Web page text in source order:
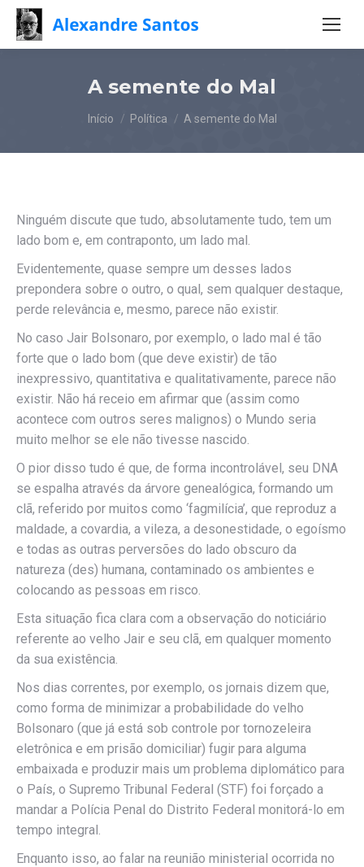
A semente do Mal
Você está aqui:
Início Política A semente do Mal
Ninguém discute que tudo, absolutamente tudo, tem um
lado bom e, em contraponto, um lado mal.
Evidentemente, quase sempre um desses lados
prepondera sobre o outro, o qual, sem qualquer destaque,
perde relevância e, mesmo, parece não existir.
No caso Jair Bolsonaro, por exemplo, o lado mal é tão
forte que o lado bom (que deve existir) de tão
inexpressivo, quantitativa e qualitativamente, parece não
existir. Não há receio em afirmar que (assim como
acontece com outros seres malignos) o Mundo seria
muito melhor se ele não tivesse nascido.
O pior disso tudo é que, de forma incontrolável, seu DNA
se espalha através da árvore genealógica, formando um
clã, referido por muitos como ‘fagmilícia’, que reproduz a
maldade, a covardia, a vileza, a desonestidade, o egoísmo
e todas as outras perversões do lado obscuro da
natureza (des) humana, contaminado os ambientes e
colocando as pessoas em risco.
Esta situação fica clara com a observação do noticiário
referente ao velho Jair e seu clã, em qualquer momento
da sua existência.
Nos dias correntes, por exemplo, os jornais dizem que,
como forma de minimizar a probabilidade do velho
Bolsonaro (que já está sob controle por tornozeleira
eletrônica e em prisão domiciliar) fugir para alguma
embaixada e produzir mais um problema diplomático para
o País, o Supremo Tribunal Federal (STF) foi forçado a
mandar a Polícia Penal do Distrito Federal monitorá-lo em
tempo integral.
Enquanto isso, ao falar na reunião ministerial ocorrida no